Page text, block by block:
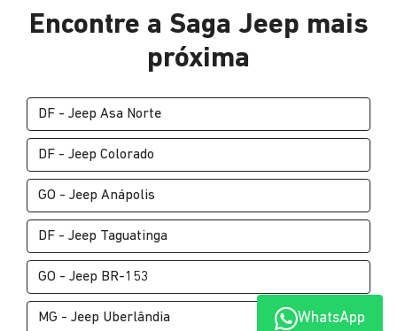
Encontre a Saga Jeep mais
próxima
DF - Jeep Asa Norte
DF - Jeep Colorado
GO - Jeep Anápolis
DF - Jeep Taguatinga
GO - Jeep BR-153
MG - Jeep Uberlândia WhatsApp